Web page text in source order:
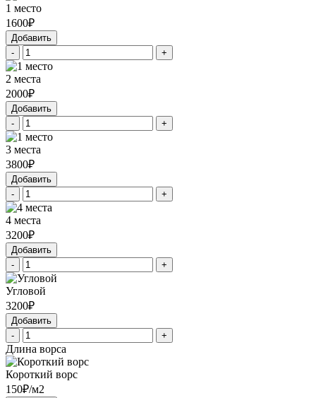
1 место
1600₽
Добавить
-
+
2 места
2000₽
Добавить
-
+
3 места
3800₽
Добавить
-
+
4 места
3200₽
Добавить
-
+
Угловой
3200₽
Добавить
-
+
Длина ворса
Короткий ворс
150₽/м2